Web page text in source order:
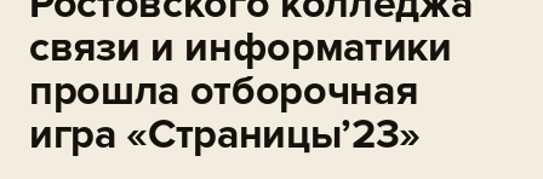
связи и информатики
прошла отборочная
игра «Страницы’23»